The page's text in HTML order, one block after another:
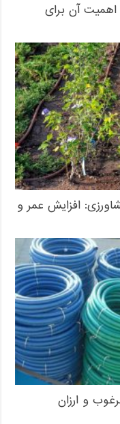
آن برای
افزایش عمر و
و ارزان